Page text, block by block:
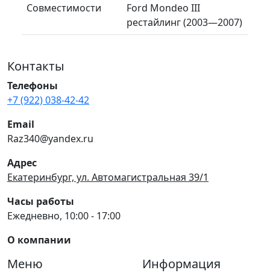
Совместимости
Ford Mondeo III
рестайлинг (2003—2007)
Контакты
Телефоны
+7 (922) 038-42-42
Email
Raz340@yandex.ru
Адрес
Екатеринбург, ул. Автомагистральная 39/1
Часы работы
Ежедневно, 10:00 - 17:00
О компании
Меню Информация